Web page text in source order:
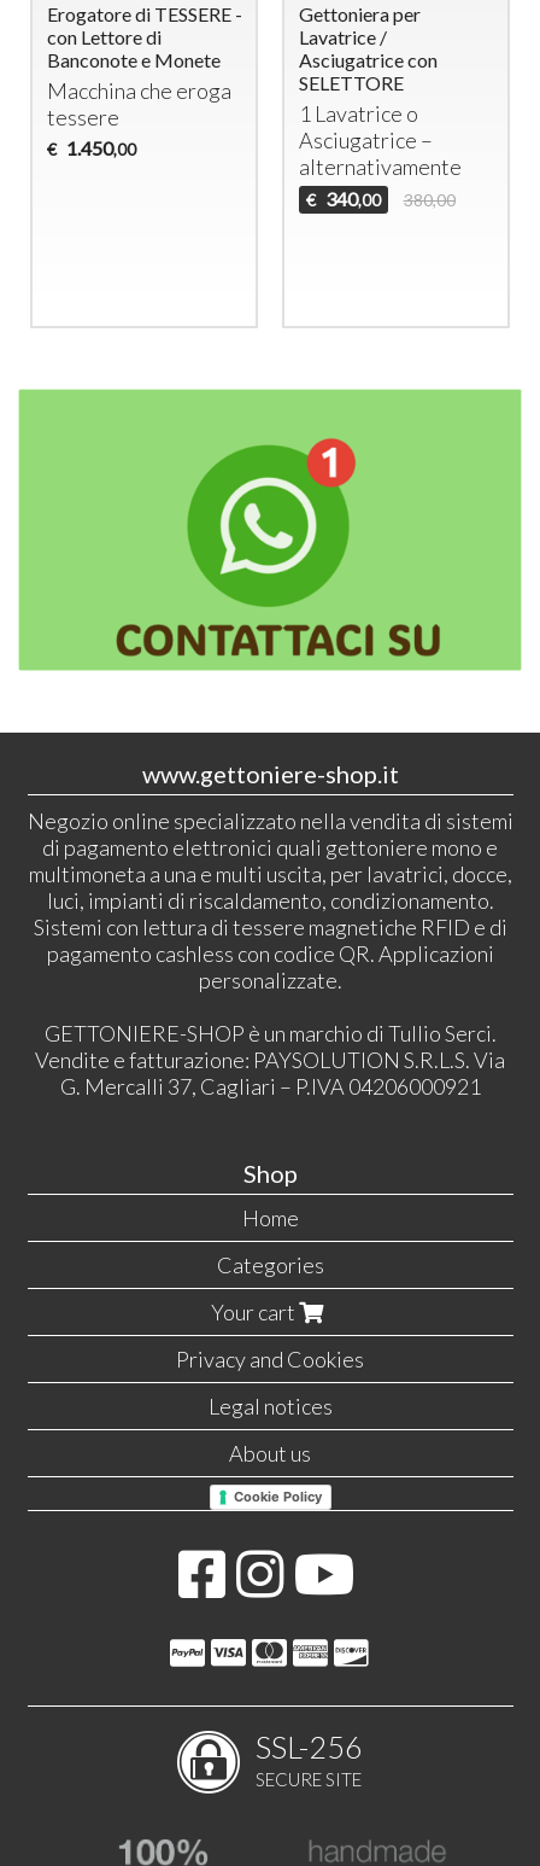
Erogatore di TESSERE -
con Lettore di
Banconote e Monete
Macchina che eroga
tessere
€ 1.450,00
Gettoniera per
Lavatrice /
Asciugatrice con
SELETTORE
1 Lavatrice o
Asciugatrice –
alternativamente
€ 340,00 380,00
www.gettoniere-shop.it
Negozio online specializzato nella vendita di sistemi
di pagamento elettronici quali gettoniere mono e
multimoneta a una e multi uscita, per lavatrici, docce,
luci, impianti di riscaldamento, condizionamento.
Sistemi con lettura di tessere magnetiche RFID e di
pagamento cashless con codice QR. Applicazioni
personalizzate.
GETTONIERE-SHOP è un marchio di Tullio Serci.
Vendite e fatturazione: PAYSOLUTION S.R.L.S. Via
G. Mercalli 37, Cagliari – P.IVA 04206000921
Shop
Home
Categories
Your cart
Privacy and Cookies
Legal notices
About us
Cookie Policy
SSL-256
SECURE SITE